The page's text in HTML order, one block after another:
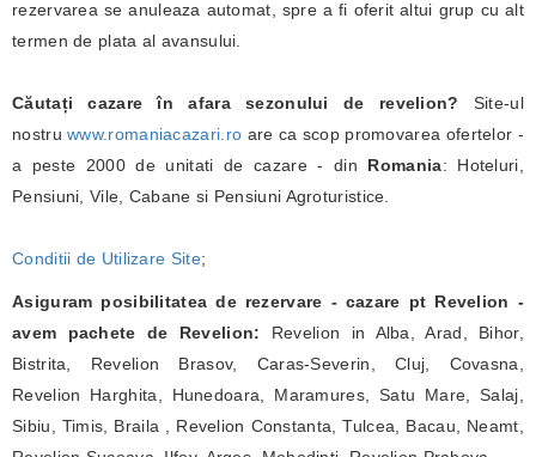
rezervarea se anuleaza automat, spre a fi oferit altui grup cu alt
termen de plata al avansului.
Căutați cazare în afara sezonului de revelion? Site-ul
nostruwww.romaniacazari.ro are ca scop promovarea ofertelor -
a peste 2000 de unitati de cazare - din Romania: Hoteluri,
Pensiuni, Vile, Cabane si Pensiuni Agroturistice.
Conditii de Utilizare Site;
Asiguram posibilitatea de rezervare - cazare pt Revelion -
avem pachete de Revelion: Revelion in Alba, Arad, Bihor,
Bistrita, Revelion Brasov, Caras-Severin, Cluj, Covasna,
Revelion Harghita, Hunedoara, Maramures, Satu Mare, Salaj,
Sibiu, Timis, Braila , Revelion Constanta, Tulcea, Bacau, Neamt,